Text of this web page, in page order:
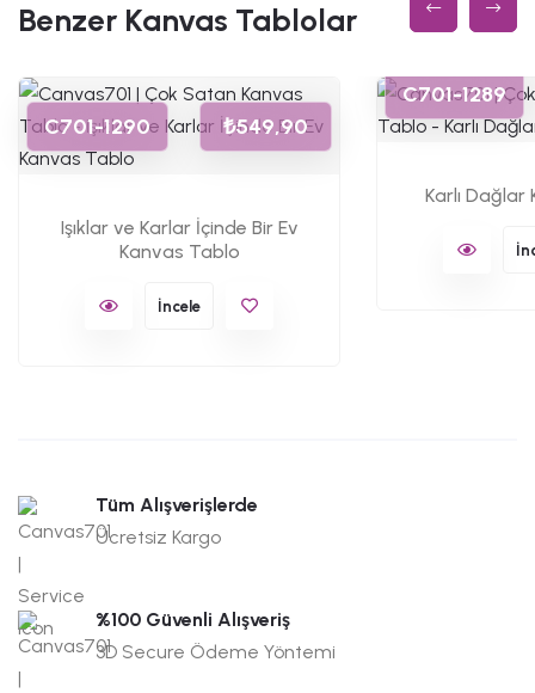
Benzer Kanvas Tablolar
C701-1290 ₺549,90
Işıklar ve Karlar İçinde Bir Ev
Kanvas Tablo
İncele
C701-1289
Karlı
Tüm Alışverişlerde
Ücretsiz Kargo
%100 Güvenli Alışveriş
3D Secure Ödeme Yöntemi